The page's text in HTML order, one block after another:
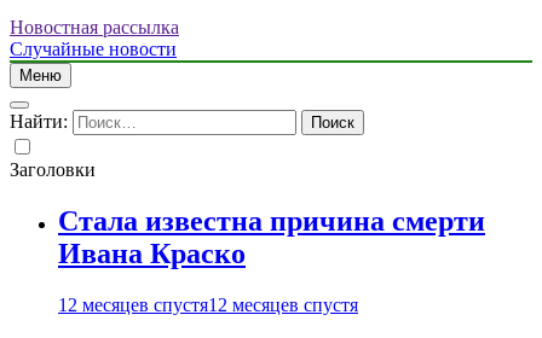
Новостная рассылка
Случайные новости
Меню
Найти:
Заголовки
Стала известна причина смерти
Ивана Краско
12 месяцев спустя12 месяцев спустя